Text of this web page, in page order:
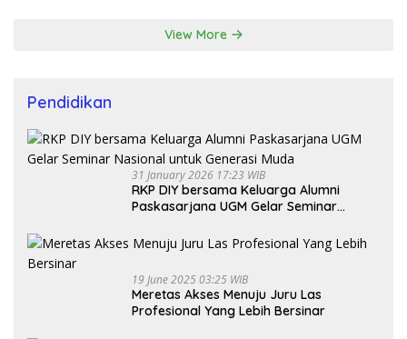
View More
Pendidikan
31 January 2026 17:23 WIB
RKP DIY bersama Keluarga Alumni
Paskasarjana UGM Gelar Seminar
19 June 2025 03:25 WIB
Meretas Akses Menuju Juru Las
Profesional Yang Lebih Bersinar